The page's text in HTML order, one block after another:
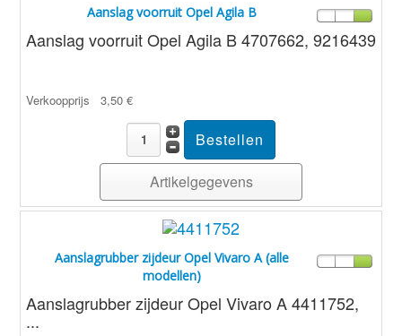
Aanslag voorruit Opel Agila B
Aanslag voorruit Opel Agila B 4707662, 9216439
Verkoopprijs 3,50 €
Artikelgegevens
Aanslagrubber zijdeur Opel Vivaro A (alle
modellen)
Aanslagrubber zijdeur Opel Vivaro A 4411752,
...